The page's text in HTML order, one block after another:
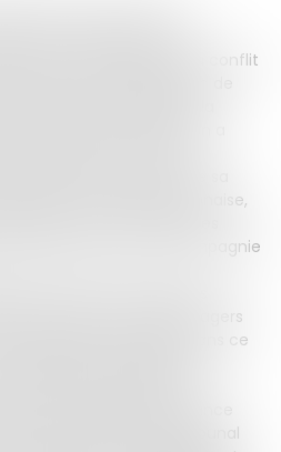
I Bis prévoit, pour
et les souscripteurs
dans le cadre du conflit
saisir la juridiction de
bien même le siège de la
étranger. La question a
qui a eu lieu en
cédé sa créance contre sa
à une société polonaise,
racheter les créances des
réclamer leur dû à la compagnie
l’existence des sociétés
les créances des passagers
retardés ou annulés. Dans ce
ayant racheté la
une juridiction établie au
La société d’assurance
la compétence du Tribunal